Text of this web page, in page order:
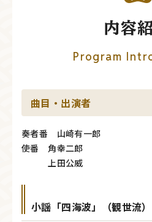
内容
Program
曲目・出演者
奏者番 山崎有一郎
使番 角幸二郎
上田公威
小謡「四海波」（観世流）